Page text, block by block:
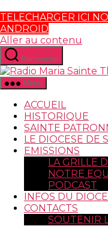
TELECHARGER ICI
ANDROID
Aller au contenu
Recherche
Menu
ACCUEIL
HISTORIQUE
SAINTE
LE DIOCESE DE
EMISSIONS
LA GRILLE
NOTRE
PODCAST
INFOS DU
CONTACTS
SOUTENIR